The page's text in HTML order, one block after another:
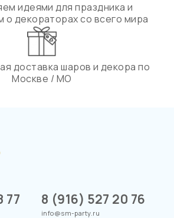
идеями для праздника и
о декораторах со всего мира
доставка шаров и декора по
Москве / МО
77 8 (916) 527 20 76
info@sm-party.ru